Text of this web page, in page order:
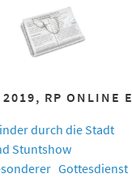
RP ONLINE
durch die Stadt
Stuntshow